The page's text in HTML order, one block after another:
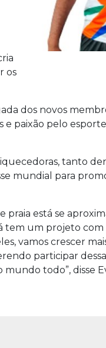
os
dos novos
paixão pelo
tanto
mundial para
praia está se
tem um projeto
vamos crescer
participar
todo”, disse